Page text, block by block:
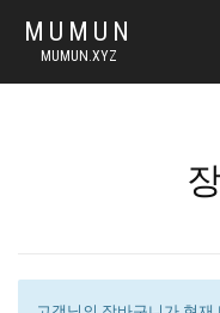
MUMUN
MUMUN.XYZ